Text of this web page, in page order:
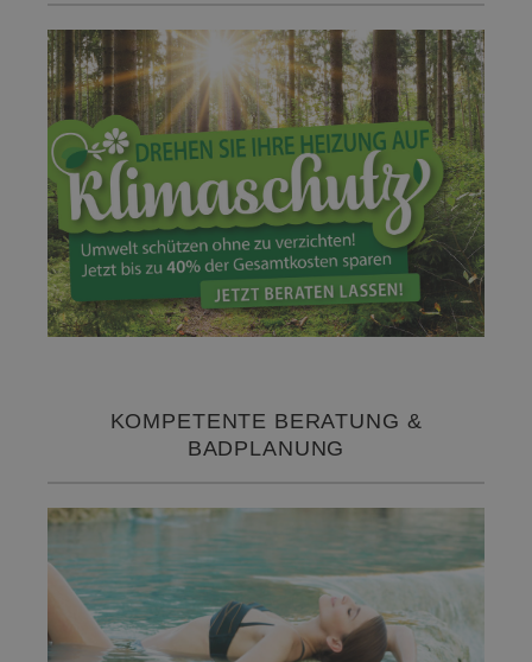
KOMPETENTE BERATUNG &
BADPLANUNG